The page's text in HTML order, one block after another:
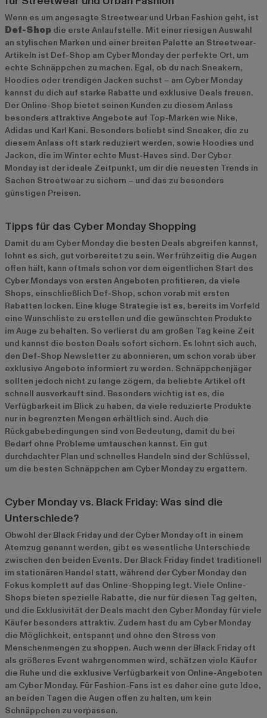
Wenn es um angesagte Streetwear und Urban Fashion geht, ist
Def-Shop die erste Anlaufstelle. Mit einer riesigen Auswahl
an stylischen Marken und einer breiten Palette an Streetwear-
Artikeln ist Def-Shop am Cyber Monday der perfekte Ort, um
echte Schnäppchen zu machen. Egal, ob du nach Sneakern,
Hoodies oder trendigen Jacken suchst – am Cyber Monday
kannst du dich auf starke Rabatte und exklusive Deals freuen.
Der Online-Shop bietet seinen Kunden zu diesem Anlass
besonders attraktive Angebote auf Top-Marken wie Nike,
Adidas und Karl Kani. Besonders beliebt sind Sneaker, die zu
diesem Anlass oft stark reduziert werden, sowie Hoodies und
Jacken, die im Winter echte Must-Haves sind. Der Cyber
Monday ist der ideale Zeitpunkt, um dir die neuesten Trends in
Sachen Streetwear zu sichern – und das zu besonders
günstigen Preisen.
Tipps für das Cyber Monday Shopping
Damit du am Cyber Monday die besten Deals abgreifen kannst,
lohnt es sich, gut vorbereitet zu sein. Wer frühzeitig die Augen
offen hält, kann oftmals schon vor dem eigentlichen Start des
Cyber Mondays von ersten Angeboten profitieren, da viele
Shops, einschließlich Def-Shop, schon vorab mit ersten
Rabatten locken. Eine kluge Strategie ist es, bereits im Vorfeld
eine Wunschliste zu erstellen und die gewünschten Produkte
im Auge zu behalten. So verlierst du am großen Tag keine Zeit
und kannst die besten Deals sofort sichern. Es lohnt sich auch,
den Def-Shop Newsletter zu abonnieren, um schon vorab über
exklusive Angebote informiert zu werden. Schnäppchenjäger
sollten jedoch nicht zu lange zögern, da beliebte Artikel oft
schnell ausverkauft sind. Besonders wichtig ist es, die
Verfügbarkeit im Blick zu haben, da viele reduzierte Produkte
nur in begrenzten Mengen erhältlich sind. Auch die
Rückgabebedingungen sind von Bedeutung, damit du bei
Bedarf ohne Probleme umtauschen kannst. Ein gut
durchdachter Plan und schnelles Handeln sind der Schlüssel,
um die besten Schnäppchen am Cyber Monday zu ergattern.
Cyber Monday vs. Black Friday: Was sind die
Unterschiede?
Obwohl der Black Friday und der Cyber Monday oft in einem
Atemzug genannt werden, gibt es wesentliche Unterschiede
zwischen den beiden Events. Der Black Friday findet traditionell
im stationären Handel statt, während der Cyber Monday den
Fokus komplett auf das Online-Shopping legt. Viele Online-
Shops bieten spezielle Rabatte, die nur für diesen Tag gelten,
und die Exklusivität der Deals macht den Cyber Monday für viele
Käufer besonders attraktiv. Zudem hast du am Cyber Monday
die Möglichkeit, entspannt und ohne den Stress von
Menschenmengen zu shoppen. Auch wenn der Black Friday oft
als größeres Event wahrgenommen wird, schätzen viele Käufer
die Ruhe und die exklusive Verfügbarkeit von Online-Angeboten
am Cyber Monday. Für Fashion-Fans ist es daher eine gute Idee,
an beiden Tagen die Augen offen zu halten, um kein
Schnäppchen zu verpassen.